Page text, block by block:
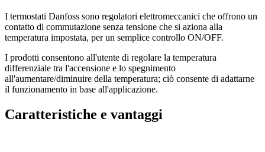
I termostati Danfoss sono regolatori elettromeccanici che offrono un
contatto di commutazione senza tensione che si aziona alla
temperatura impostata, per un semplice controllo ON/OFF.
I prodotti consentono all'utente di regolare la temperatura
differenziale tra l'accensione e lo spegnimento
all'aumentare/diminuire della temperatura; ciò consente di adattarne
il funzionamento in base all'applicazione.
Caratteristiche e vantaggi